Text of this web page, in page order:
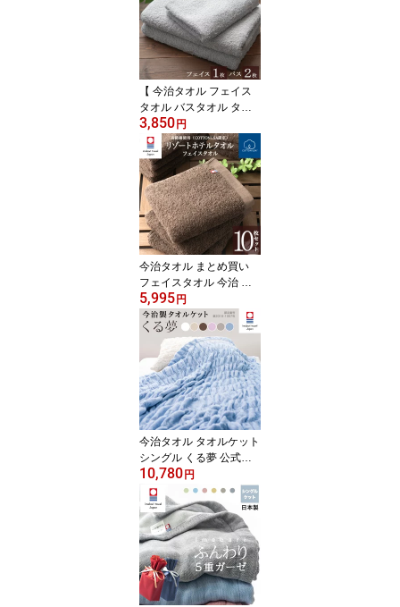
アータオル 日本製 髪 タ
ーバン ヘアキャップ 綿
スポーツ スポーツタオル
プレゼント ギフト 】
【 今治タオル フェイス
タオル バスタオル タオ
ル 今治 】リゾート ホテ
ル フェイス 1枚 バス 2枚
セット ( グレー ) 綿100%
ギフトセット ギフト お
返し かわいい たおる プ
レゼント
3,850円
今治タオル まとめ買い
フェイスタオル 今治 リ
ゾート ホテルタオル 10
枚セット 約34cm×77cm
ブラウン 綿100% 日本製
プレゼント 内祝 快気祝
い 結婚祝い 香典返し ホ
テル仕様 出産祝い 国産
無地 Hotel Towel タオル
楽天 サプライズデー
5,995円
今治タオル タオルケット
シングル くる夢 公式通
販 送料無料 肌掛け 今治
くるまる 今治ケット の
びのび タオル ケット 約
120cm×190cm 約916g
日本製 パイル地 【 寝具
おしゃれ ふっくら 吸水
通気性 可愛い 】
10,780円